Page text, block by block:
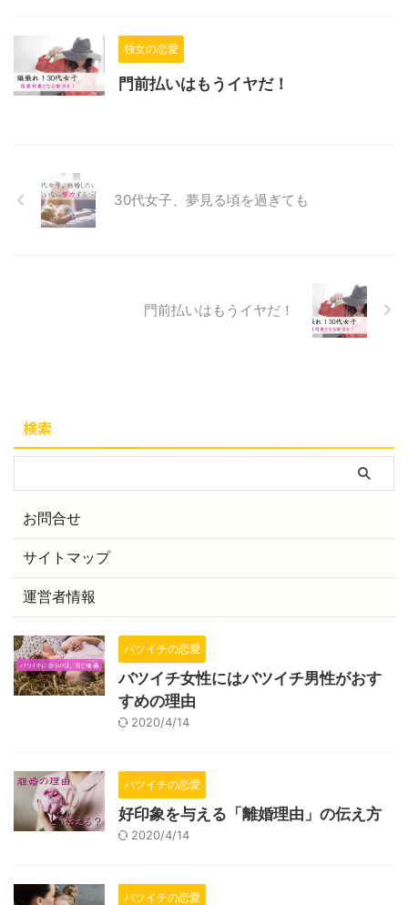
独女の恋愛
門前払いはもうイヤだ！
30代女子、夢見る頃を過ぎても
門前払いはもうイヤだ！
検索
お問合せ
サイトマップ
運営者情報
バツイチの恋愛
バツイチ女性にはバツイチ男性がおす
すめの理由
2020/4/14
バツイチの恋愛
好印象を与える「離婚理由」の伝え方
2020/4/14
バツイチの恋愛